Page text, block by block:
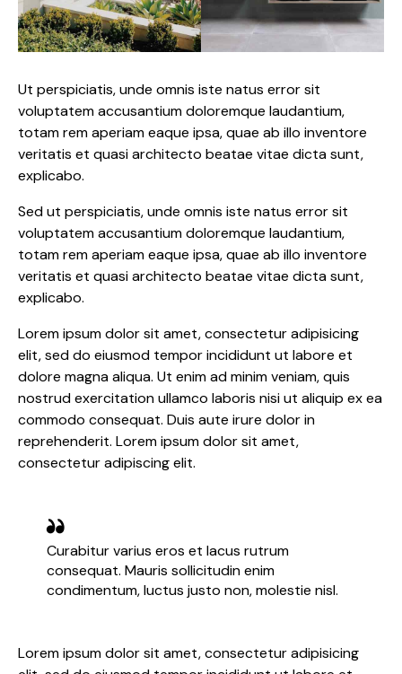
Ut perspiciatis, unde omnis iste natus error sit
voluptatem accusantium doloremque laudantium,
totam rem aperiam eaque ipsa, quae ab illo inventore
veritatis et quasi architecto beatae vitae dicta sunt,
explicabo.
Sed ut perspiciatis, unde omnis iste natus error sit
voluptatem accusantium doloremque laudantium,
totam rem aperiam eaque ipsa, quae ab illo inventore
veritatis et quasi architecto beatae vitae dicta sunt,
explicabo.
Lorem ipsum dolor sit amet, consectetur adipisicing
elit, sed do eiusmod tempor incididunt ut labore et
dolore magna aliqua. Ut enim ad minim veniam, quis
nostrud exercitation ullamco laboris nisi ut aliquip ex ea
commodo consequat. Duis aute irure dolor in
reprehenderit. Lorem ipsum dolor sit amet,
consectetur adipiscing elit.
Curabitur varius eros et lacus rutrum
consequat. Mauris sollicitudin enim
condimentum, luctus justo non, molestie nisl.
Lorem ipsum dolor sit amet, consectetur adipisicing